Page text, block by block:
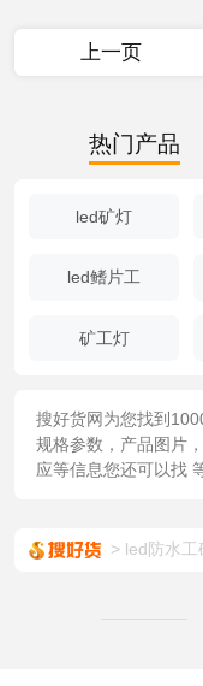
上一页
热门产品
led矿灯
led鳍片工
矿工灯
搜好货网为您找到
规格参数，产品图片
应等信息您还可以找
led防水工